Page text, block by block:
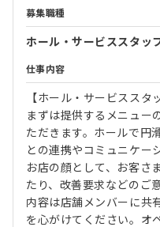
募集職種
ホール・サービススタッ
仕事内容
【ホール・サービススタ
まずは提供するメニュー
ただきます。ホールで円
との連携やコミュニケー
お店の顔として、お客さ
たり、改善要求などのご
内容は店舗メンバーに共
を心がけてください。オ